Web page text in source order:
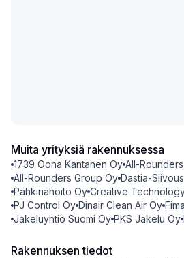
Muita yrityksiä rakennuksessa
1739 Oona Kantanen Oy All-
All-Rounders Group Oy Dastia-
Pähkinähoito Oy Creative
PJ Control Oy Dinair Clean Air Oy
Jakeluyhtiö Suomi Oy PKS Jakelu Oy
Rakennuksen tiedot